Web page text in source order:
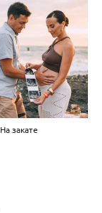
На закате